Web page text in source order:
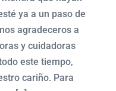
ya a un paso de
agradeceros a
y cuidadoras
este tiempo,
cariño. Para